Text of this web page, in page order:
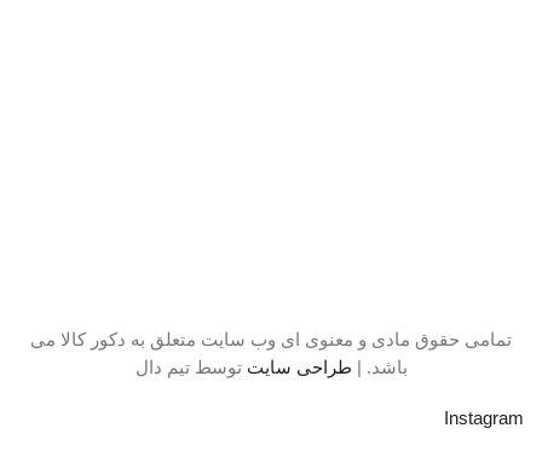
تمامی حقوق مادی و معنوی ای وب سایت متعلق به دکور کالا می
باشد. | طراحی سایت توسط تیم دال
Instagram